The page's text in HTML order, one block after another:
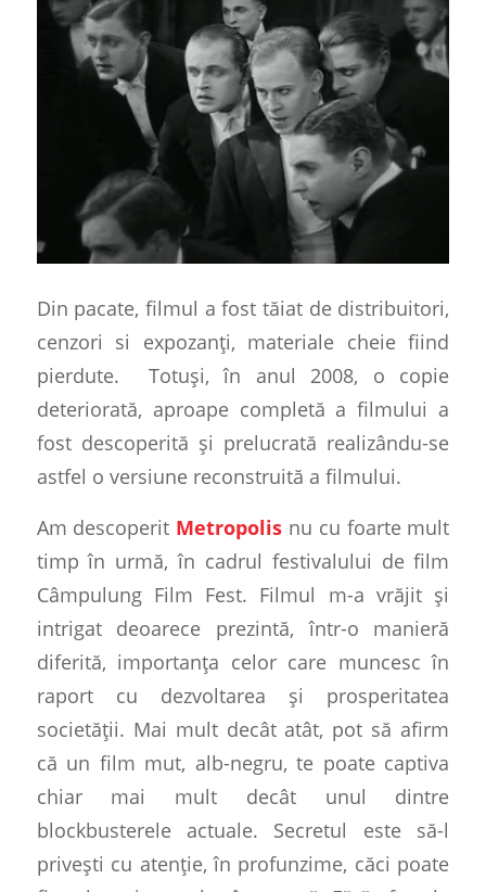
Din pacate, filmul a fost tăiat de distribuitori,
cenzori si expozanți, materiale cheie fiind
pierdute.
Totuși, în anul 2008, o copie
deteriorată, aproape completă a filmului a
fost descoperită și prelucrată realizându-se
astfel o versiune reconstruită a filmului.
Am descoperit Metropolis nu cu foarte mult
timp în urmă, în cadrul festivalului de film
Câmpulung Film Fest. Filmul m-a vrăjit și
intrigat deoarece prezintă, într-o manieră
diferită, importanța celor care muncesc în
raport cu dezvoltarea și prosperitatea
societății. Mai mult decât atât, pot să afirm
că un film mut, alb-negru, te poate captiva
chiar mai mult decât unul dintre
blockbusterele actuale. Secretul este să-l
privești cu atenție, în profunzime, căci poate